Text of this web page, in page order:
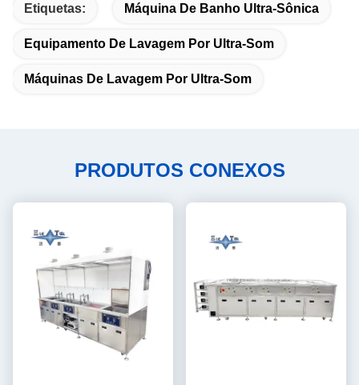
Etiquetas: Máquina De Banho Ultra-Sônica
Equipamento De Lavagem Por Ultra-Som
Máquinas De Lavagem Por Ultra-Som
PRODUTOS CONEXOS